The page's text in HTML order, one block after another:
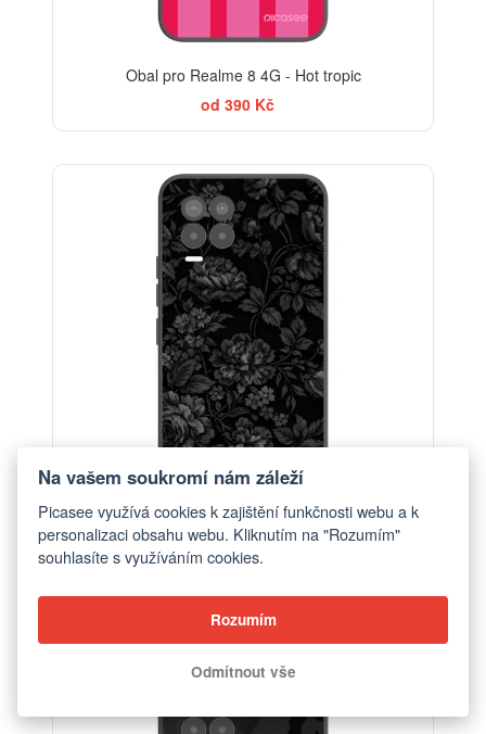
Obal pro Realme 8 4G - Hot tropic
od 390 Kč
Obal pro Realme 8 4G - Dark Romance
od 390 Kč
Na vašem soukromí nám záleží
Picasee využívá cookies k zajištění funkčnosti webu a k
personalizaci obsahu webu. Kliknutím na "Rozumím"
souhlasíte s využíváním cookies.
Rozumím
Odmítnout vše